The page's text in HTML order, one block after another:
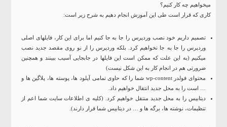
میخواهیم چه کار کنیم؟
کاری که قرار است طی این آموزش انجام دهیم به شرح زیر است:
تصمیم داریم خود نصب وردپرس را جا به جا کنیم اما برای این کار، فایلهای اصلی
وردپرس را جا به جا نخواهیم کرد. بلکه وردپرس را از نو روی مقصد جدید نصب
میکنیم (به این علت که ممکن است این فایلها در جابجایی آسیب ببینند و همچنین
ضرورتی هم در انجام کار به این شکل نیست)
محتوای فولدر wp-content شما را که حاوی تمامی آپلود ها، پوسته ها، پلاگین ها و
… است را به محل جدید انتقال خواهیم داد.
دیتابیس را به محل جدید منتقل خواهیم کرد. (کلیه ی اطلاعات سایت شما اعم از
تنظیمات، نوشته ها، برگه ها و … در دیتابیس شما قرار دارند).